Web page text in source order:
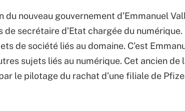
nouveau gouvernement d’Emmanuel
secrétaire d’Etat chargée du numérique.
de société liés au domaine. C’est
sujets liés au numérique. Cet ancien de
le pilotage du rachat d’une filiale de